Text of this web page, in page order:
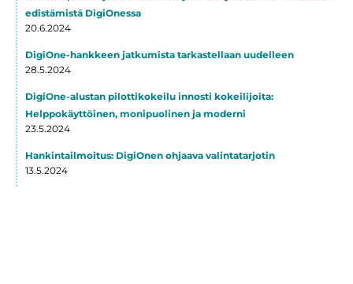
edistämistä DigiOnessa
20.6.2024
DigiOne-hankkeen jatkumista tarkastellaan uudelleen
28.5.2024
DigiOne-alustan pilottikokeilu innosti kokeilijoita:
Helppokäyttöinen, monipuolinen ja moderni
23.5.2024
Hankintailmoitus: DigiOnen ohjaava valintatarjotin
13.5.2024